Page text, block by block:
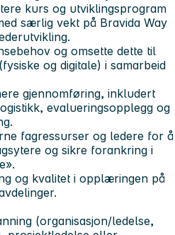
kurs og utviklingsprogram
særlig vekt på Bravida Way
og omsette dette til
og digitale) i samarbeid
gjennomføring, inkludert
evalueringsopplegg og
fagressurser og ledere for å
og sikre forankring i
og kvalitet i opplæringen på
(organisasjon/ledelse,